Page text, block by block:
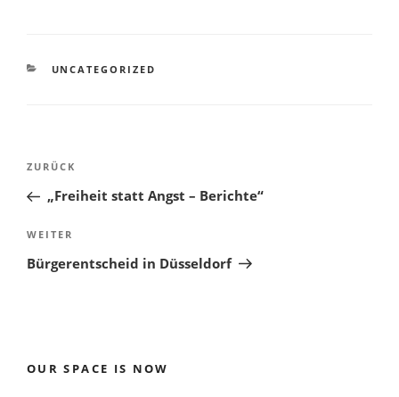
KATEGORIEN
UNCATEGORIZED
Beitragsnavigation
Vorheriger
Beitrag
ZURÜCK
„Freiheit statt Angst – Berichte“
Nächster
Beitrag
WEITER
Bürgerentscheid in Düsseldorf
OUR SPACE IS NOW